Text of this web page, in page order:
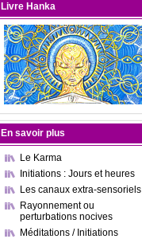
Livre Hanka
En savoir plus
Le Karma
Initiations : Jours et heures
Les canaux extra-sensoriels
Rayonnement ou
perturbations nocives
Méditations / Initiations